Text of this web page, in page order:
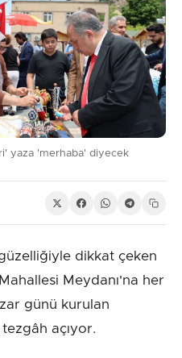
yaza 'merhaba' diyecek
dikkat çeken
Meydanı'na her
günü kurulan
açıyor.